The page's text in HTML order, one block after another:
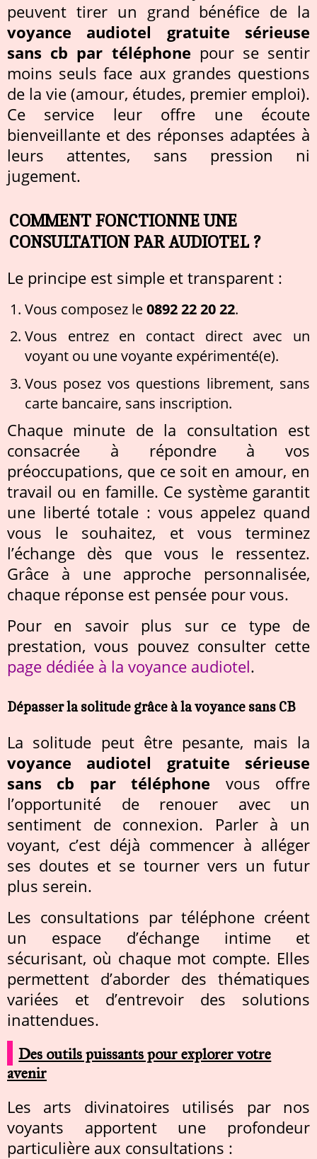
peuvent tirer un grand bénéfice de la
voyance audiotel gratuite sérieuse
sans cb par téléphone pour se sentir
moins seuls face aux grandes questions
de la vie (amour, études, premier emploi).
Ce service leur offre une écoute
bienveillante et des réponses adaptées à
leurs attentes, sans pression ni
jugement.
COMMENT FONCTIONNE UNE
CONSULTATION PAR AUDIOTEL ?
Le principe est simple et transparent :
Vous composez le0892 22 20 22.
Vous entrez en contact direct avec un
voyant ou une voyante expérimenté(e).
Vous posez vos questions librement, sans
carte bancaire, sans inscription.
Chaque minute de la consultation est
consacrée à répondre à vos
préoccupations, que ce soit en amour, en
travail ou en famille. Ce système garantit
une liberté totale : vous appelez quand
vous le souhaitez, et vous terminez
l’échange dès que vous le ressentez.
Grâce à une approche personnalisée,
chaque réponse est pensée pour vous.
Pour en savoir plus sur ce type de
prestation, vous pouvez consulter cette
page dédiée à la voyance audiotel.
Dépasser la solitude grâce à la voyance sans CB
La solitude peut être pesante, mais la
voyance audiotel gratuite sérieuse
sans cb par téléphone vous offre
l’opportunité de renouer avec un
sentiment de connexion. Parler à un
voyant, c’est déjà commencer à alléger
ses doutes et se tourner vers un futur
plus serein.
Les consultations par téléphone créent
un espace d’échange intime et
sécurisant, où chaque mot compte. Elles
permettent d’aborder des thématiques
variées et d’entrevoir des solutions
inattendues.
Des outils puissants pour explorer votre
avenir
Les arts divinatoires utilisés par nos
voyants apportent une profondeur
particulière aux consultations :